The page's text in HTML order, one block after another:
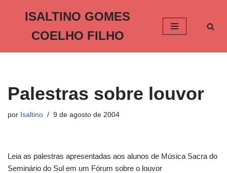
o
ISALTINO GOMES
COELHO FILHO
Palestras sobre louvor
por Isaltino 9 de agosto de 2004
Leia as palestras apresentadas aos alunos de Música Sacra do
Seminário do Sul em um Fórum sobre o louvor